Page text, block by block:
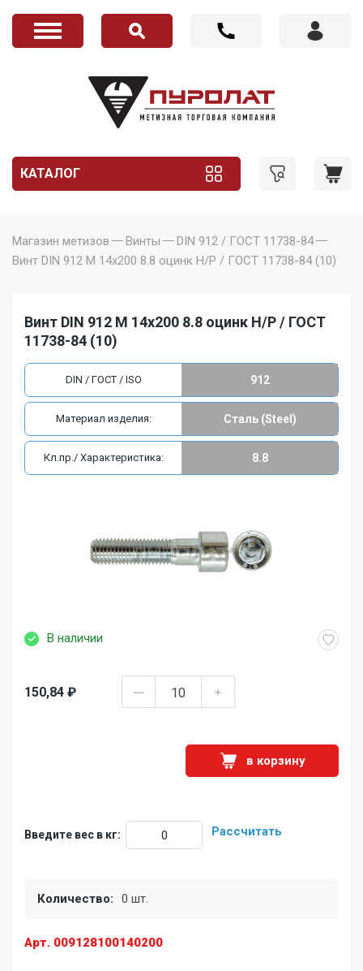
КАТАЛОГ
Магазин метизов Винты
DIN 912 / ГОСТ 11738-84
Винт DIN 912 M 14x200 8.8 оцинк Н/Р / ГОСТ 11738-84 (10)
Винт DIN 912 M 14x200 8.8 оцинк Н/Р / ГОСТ
11738-84 (10)
Арт. 009128100140200
В наличии
150,84 ₽
в корзину
Введите вес в кг: Рассчитать
Количество: 0 шт.
DIN / ГОСТ / ISO 912
Материал изделия: Сталь (Steel)
Кл.пр./ Характеристика: 8.8